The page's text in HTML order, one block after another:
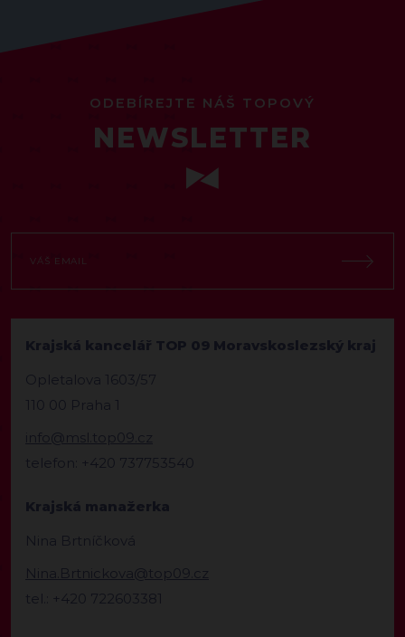
ODEBÍREJTE NÁŠ TOPOVÝ
NEWSLETTER
Krajská kancelář TOP 09 Moravskoslezský kraj
Opletalova 1603/57
110 00 Praha 1
info@msl.top09.cz
telefon: +420 737753540
Krajská manažerka
Nina Brtníčková
Nina.Brtnickova@top09.cz
tel.: +420 722603381